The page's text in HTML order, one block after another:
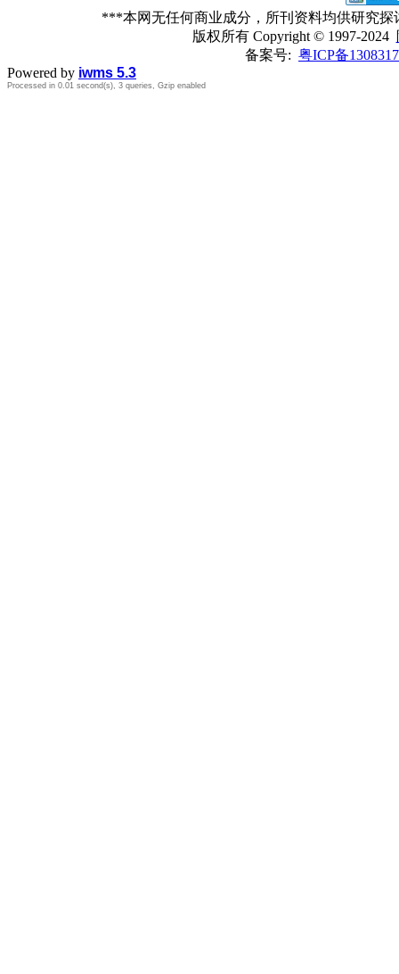
***本网无任何商业成分，所刊资料均供研究
版权所有 Copyright © 1997-2024
备案号: 粤ICP备
Powered by iwms 5.3
Processed in 0.01 second(s), 3 queries, Gzip enabled